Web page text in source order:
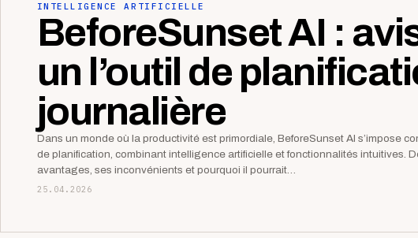
INTELLIGENCE ARTIFICIELLE
BeforeSunset AI :
un l’outil de
journalière
Dans un monde où la productivité est primordiale, BeforeSunset AI s’impose
de planification, combinant intelligence artificielle et fonctionnalités intuitives.
avantages, ses inconvénients et pourquoi il pourrait…
25.04.2026